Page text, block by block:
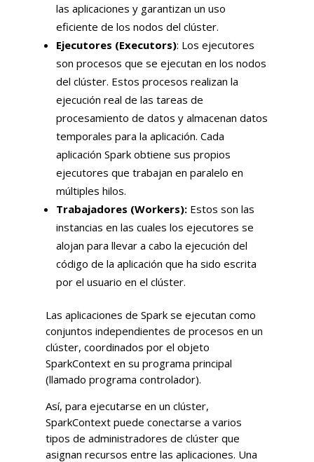
las aplicaciones y garantizan un uso
eficiente de los nodos del clúster.
Ejecutores (Executors): Los ejecutores
son procesos que se ejecutan en los nodos
del clúster. Estos procesos realizan la
ejecución real de las tareas de
procesamiento de datos y almacenan datos
temporales para la aplicación. Cada
aplicación Spark obtiene sus propios
ejecutores que trabajan en paralelo en
múltiples hilos.
Trabajadores (Workers):Estos son las
instancias en las cuales los ejecutores se
alojan para llevar a cabo la ejecución del
código de la aplicación que ha sido escrita
por el usuario en el clúster.
Las aplicaciones de Spark se ejecutan como
conjuntos independientes de procesos en un
clúster, coordinados por el objeto
SparkContext en su programa principal
(llamado programa controlador).
Así, para ejecutarse en un clúster,
SparkContext puede conectarse a varios
tipos de administradores de clúster que
asignan recursos entre las aplicaciones. Una